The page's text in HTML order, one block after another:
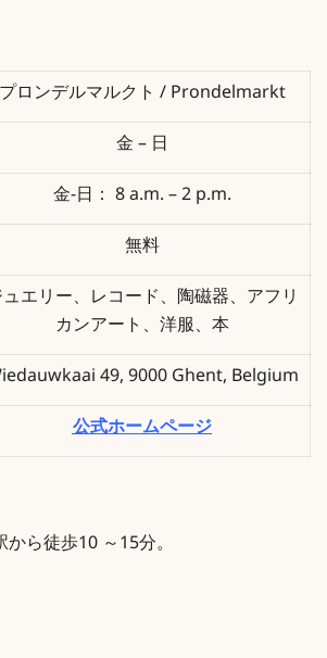
プロンデルマルクト / Prondelmarkt
金 – 日
金-日： 8 a.m. – 2 p.m.
無料
エリー、レコード、陶磁器、アフリ
カンアート、洋服、本
49, 9000 Ghent, Belgium
公式ホームページ
ら徒歩10 ～15分。